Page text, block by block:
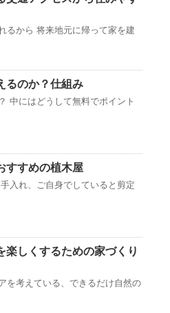
るから 将来地元に帰って家を建
るのか？仕組み
中にはどうして無料でポイント
すすめの植木屋
入れ、ご自身でしていると剪定
楽しくするための家づくり
を考えている、できるだけ自然の